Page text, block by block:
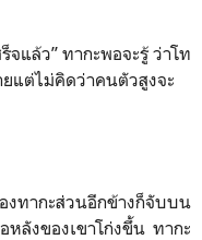
จแล้ว”ทากะพอจะรู้ ว่าโท
แต่ไม่คิดว่าคนตัวสูงจะ
งทากะส่วนอีกข้างก็จับบน
ลังของเขาโก่งขึ้น ทากะ